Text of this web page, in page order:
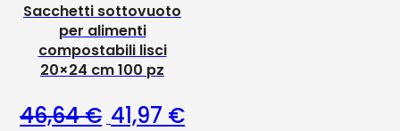
Sacchetti sottovuoto
per alimenti
compostabili lisci
20×24 cm 100 pz
46,64€ Il prezzo originale era: 46,64 €.
41,97 €Il prezzo attuale è: 41,97